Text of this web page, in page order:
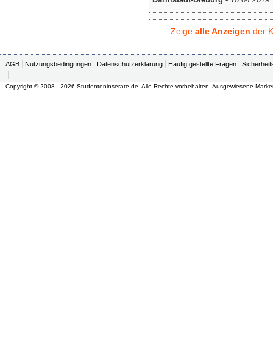
Zeige alle Anzeigen der
AGB Nutzungsbedingungen Datenschutzerklärung Häufig gestellte Fragen
Copyright © 2008 - 2026 Studenteninserate.de. Alle Rechte vorbehalten. Ausgewiesene